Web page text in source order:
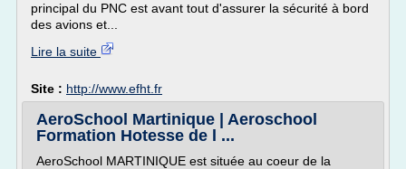
principal du PNC est avant tout d'assurer la sécurité à bord
des avions et...
Lire la suite
Site : http://www.efht.fr
AeroSchool Martinique | Aeroschool
Formation Hotesse de l ...
AeroSchool MARTINIQUE est située au coeur de la